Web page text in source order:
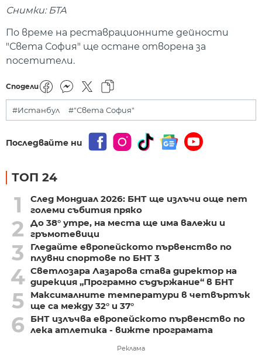
Снимки: БТА
По време на реставрационните дейности
"Света София" ще остане отворена за
посетители.
Сподели
#Истанбул #"Света София"
Последвайте ни
ТОП 24
1
След Мондиал 2026: БНТ ще излъчи още пет
големи събития пряко
2
До 38° утре, на места ще има валежи и
гръмотевици
3
Гледайте европейското първенство по
плувни спортове по БНТ 3
4 Светлозара Лазарова става директор на
дирекция „Програмно съдържание“ в БНТ
5
Максималните температури в четвъртък
ще са между 32° и 37°
6
БНТ излъчва европейското първенство по
лека атлетика - вижте програмата
Реклама